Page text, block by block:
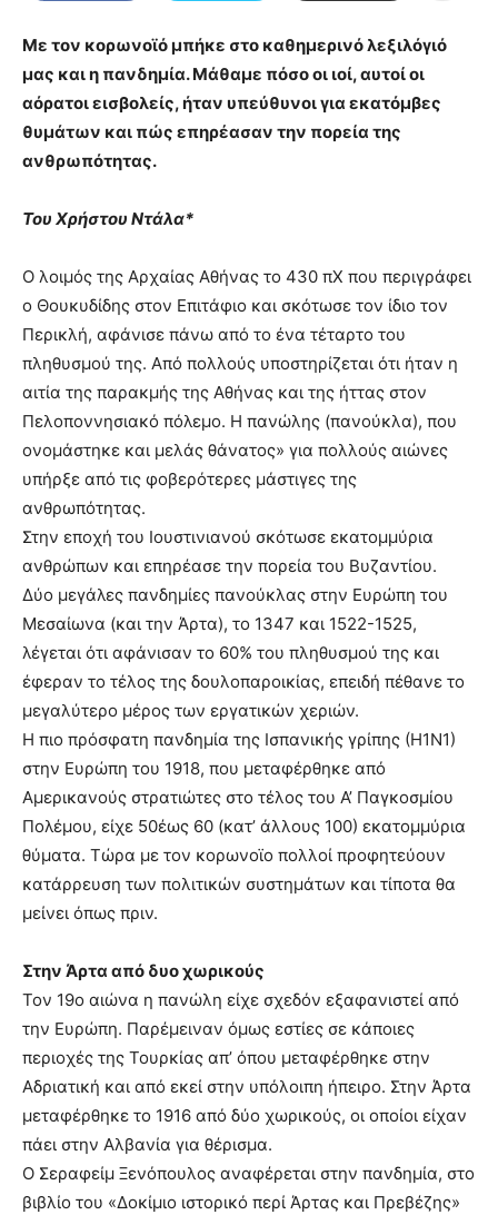
Με τον κορωνοϊό μπήκε στο καθημερινό λεξιλόγιό
μας και η πανδημία. Μάθαμε πόσο οι ιοί, αυτοί οι
αόρατοι εισβολείς, ήταν υπεύθυνοι για εκατόμβες
θυμάτων και πώς επηρέασαν την πορεία της
ανθρωπότητας.
Του Χρήστου Ντάλα*
Ο λοιμός της Αρχαίας Αθήνας το 430 πΧ που περιγράφει
ο Θουκυδίδης στον Επιτάφιο και σκότωσε τον ίδιο τον
Περικλή, αφάνισε πάνω από το ένα τέταρτο του
πληθυσμού της. Από πολλούς υποστηρίζεται ότι ήταν η
αιτία της παρακμής της Αθήνας και της ήττας στον
Πελοποννησιακό πόλεμο. Η πανώλης (πανούκλα), που
ονομάστηκε και μελάς θάνατος» για πολλούς αιώνες
υπήρξε από τις φοβερότερες μάστιγες της
ανθρωπότητας.
Στην εποχή του Ιουστινιανού σκότωσε εκατομμύρια
ανθρώπων και επηρέασε την πορεία του Βυζαντίου.
Δύο μεγάλες πανδημίες πανούκλας στην Ευρώπη του
Μεσαίωνα (και την Άρτα), το 1347 και 1522-1525,
λέγεται ότι αφάνισαν το 60% του πληθυσμού της και
έφεραν το τέλος της δουλοπαροικίας, επειδή πέθανε το
μεγαλύτερο μέρος των εργατικών χεριών.
Η πιο πρόσφατη πανδημία της Ισπανικής γρίπης (Η1Ν1)
στην Ευρώπη του 1918, που μεταφέρθηκε από
Αμερικανούς στρατιώτες στο τέλος του Α’ Παγκοσμίου
Πολέμου, είχε 50έως 60 (κατ’ άλλους 100) εκατομμύρια
θύματα. Τώρα με τον κορωνοϊο πολλοί προφητεύουν
κατάρρευση των πολιτικών συστημάτων και τίποτα θα
μείνει όπως πριν.
Στην Άρτα από δυο χωρικούς
Τον 19ο αιώνα η πανώλη είχε σχεδόν εξαφανιστεί από
την Ευρώπη. Παρέμειναν όμως εστίες σε κάποιες
περιοχές της Τουρκίας απ’ όπου μεταφέρθηκε στην
Αδριατική και από εκεί στην υπόλοιπη ήπειρο. Στην Άρτα
μεταφέρθηκε το 1916 από δύο χωρικούς, οι οποίοι είχαν
πάει στην Αλβανία για θέρισμα.
Ο Σεραφείμ Ξενόπουλος αναφέρεται στην πανδημία, στο
βιβλίο του «Δοκίμιο ιστορικό περί Άρτας και Πρεβέζης»